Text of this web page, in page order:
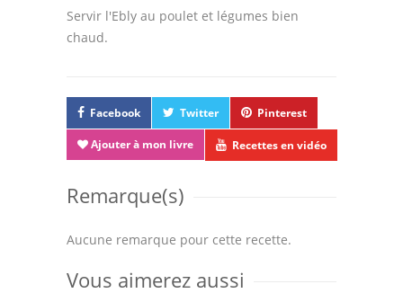
Servir l'Ebly au poulet et légumes bien
chaud.
Facebook Twitter Pinterest
Ajouter à mon livre Recettes en vidéo
Remarque(s)
Aucune remarque pour cette recette.
Vous aimerez aussi